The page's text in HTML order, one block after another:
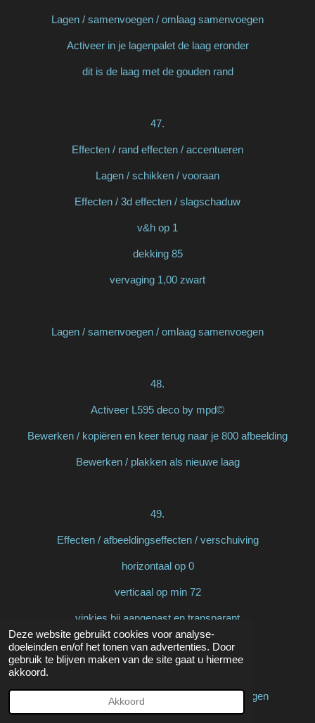
Deze website gebruikt cookies voor analyse-
doeleinden en/of het tonen van advertenties. Door
gebruik te blijven maken van de site gaat u hiermee
akkoord.
Akkoord
Lagen / samenvoegen / omlaag samenvoegen
Activeer in je lagenpalet de laag eronder
dit is de laag met de gouden rand
47.
Effecten / rand effecten / accentueren
Lagen / schikken / vooraan
Effecten / 3d effecten / slagschaduw
v&h op 1
dekking 85
vervaging 1,00 zwart
Lagen / samenvoegen / omlaag samenvoegen
48.
Activeer L595 deco by mpd©
Bewerken / kopiëren en keer terug naar je 800 afbeelding
Bewerken / plakken als nieuwe laag
49.
Effecten / afbeeldingseffecten / verschuiving
horizontaal op 0
verticaal op min 72
vinkjes bij aangepast en transparant
Lagen / samenvoegen / alle lagen samenvoegen